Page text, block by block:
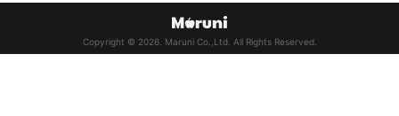
Copyright © 2026. Maruni Co.,Ltd. All Rights Reserved.